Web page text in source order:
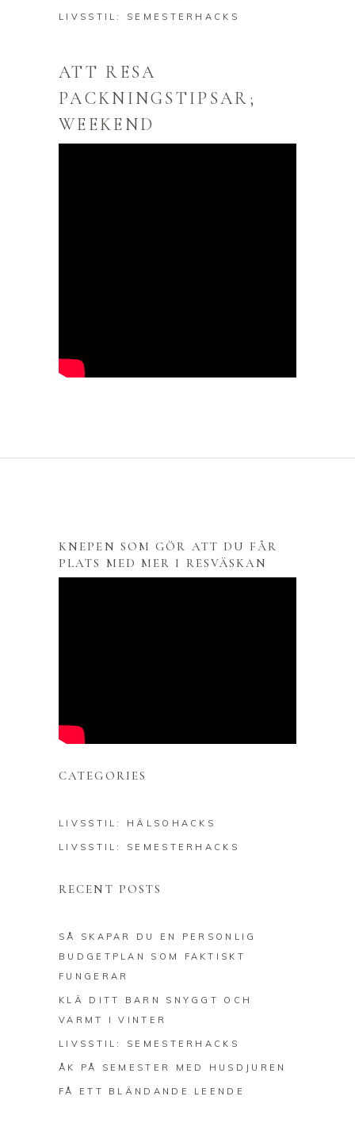
LIVSSTIL: SEMESTERHACKS
ATT RESA
PACKNINGSTIPSAR;
WEEKEND
KNEPEN SOM GÖR ATT DU FÅR
PLATS MED MER I RESVÄSKAN
CATEGORIES
LIVSSTIL: HÄLSOHACKS
LIVSSTIL: SEMESTERHACKS
RECENT POSTS
SÅ SKAPAR DU EN PERSONLIG
BUDGETPLAN SOM FAKTISKT
FUNGERAR
KLÄ DITT BARN SNYGGT OCH
VARMT I VINTER
LIVSSTIL: SEMESTERHACKS
ÅK PÅ SEMESTER MED HUSDJUREN
FÅ ETT BLÄNDANDE LEENDE